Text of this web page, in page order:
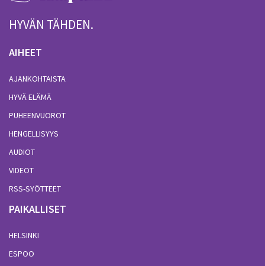
HYVÄN TÄHDEN.
AIHEET
AJANKOHTAISTA
HYVÄ ELÄMÄ
PUHEENVUOROT
HENGELLISYYS
AUDIOT
VIDEOT
RSS-SYÖTTEET
PAIKALLISET
HELSINKI
ESPOO